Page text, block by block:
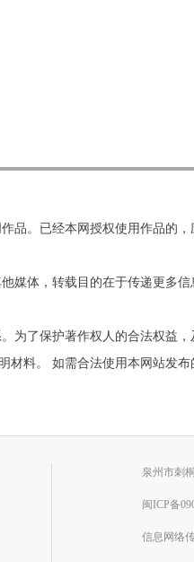
。已经本网授权使用作品的
体，转载目的在于传递更多
了保护著作权人的合法权益
料。 如需合法使用本网站发
泉州市刺
闽ICP备
信息网络